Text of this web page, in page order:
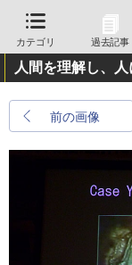
カテゴリ 過去記事
人間を理解し、
前の画像